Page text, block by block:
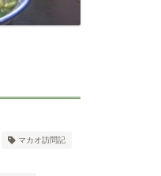
マカオ訪問記